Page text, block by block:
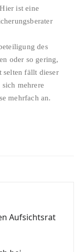
ist eine
des
oder so gering,
selten fällt dieser
mehrere
mehrfach an.
Aufsichtsrat